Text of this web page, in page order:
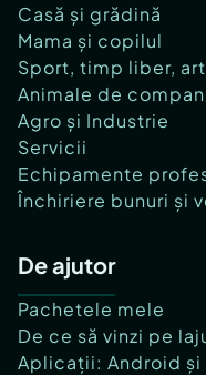
Casă și grădină
Mama și copilul
Sport, timp liber,
Animale de
Agro și Industrie
Servicii
Echipamente
Închiriere bunuri și
De ajutor
Pachetele mele
De ce să vinzi pe
Aplicații: Android și